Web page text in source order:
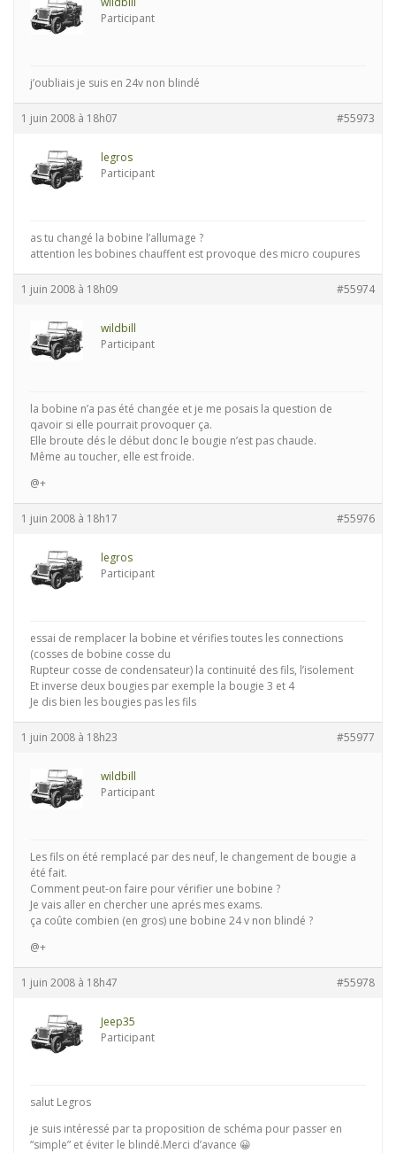
Participant
j’oubliais je suis en 24v non blindé
1 juin 2008 à 18h07 #55973
legros
Participant
as tu changé la bobine l’allumage ?
attention les bobines chauffent est provoque des micro coupures
1 juin 2008 à 18h09 #55974
wildbill
Participant
la bobine n’a pas été changée et je me posais la question de
qavoir si elle pourrait provoquer ça.
Elle broute dés le début donc le bougie n’est pas chaude.
Même au toucher, elle est froide.
@+
1 juin 2008 à 18h17 #55976
legros
Participant
essai de remplacer la bobine et vérifies toutes les connections
(cosses de bobine cosse du
Rupteur cosse de condensateur) la continuité des fils, l’isolement
Et inverse deux bougies par exemple la bougie 3 et 4
Je dis bien les bougies pas les fils
1 juin 2008 à 18h23 #55977
wildbill
Participant
Les fils on été remplacé par des neuf, le changement de bougie a
été fait.
Comment peut-on faire pour vérifier une bobine ?
Je vais aller en chercher une aprés mes exams.
ça coûte combien (en gros) une bobine 24 v non blindé ?
@+
1 juin 2008 à 18h47 #55978
Jeep35
Participant
salut Legros
je suis intéressé par ta proposition de schéma pour passer en
“simple” et éviter le blindé.Merci d’avance 😀